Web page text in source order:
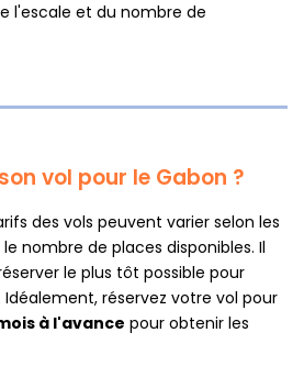
l'escale et du nombre de
vol pour le Gabon ?
des vols peuvent varier selon les
nombre de places disponibles. Il
le plus tôt possible pour
réservez votre vol pour
à l'avance pour obtenir les